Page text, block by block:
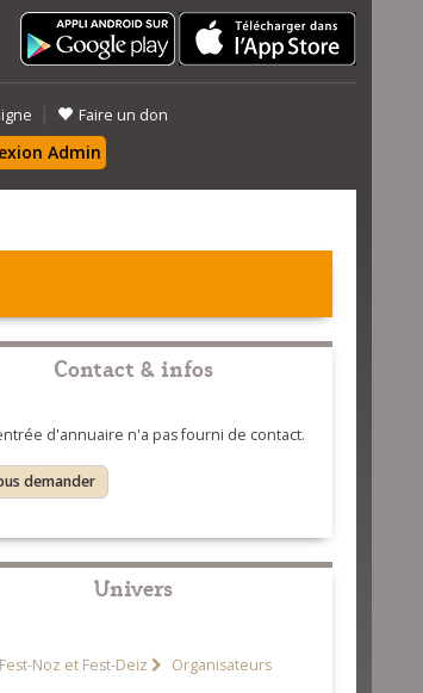
| Faire un don
Admin
Contact & infos
d'annuaire n'a pas fourni de contact.
demander
Univers
Fest-Noz et Fest-Deiz Organisateurs